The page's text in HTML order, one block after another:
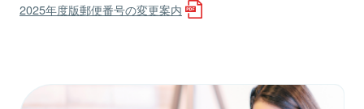
2025年度版郵便番号の変更案内